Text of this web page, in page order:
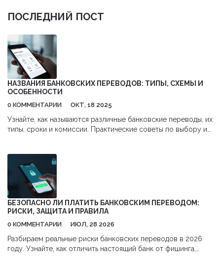
ПОСЛЕДНИЙ ПОСТ
НАЗВАНИЯ БАНКОВСКИХ ПЕРЕВОДОВ: ТИПЫ, СХЕМЫ И
ОСОБЕННОСТИ
0 КОММЕНТАРИИ ОКТ, 18 2025
Узнайте, как называются различные банковские переводы, их
типы, сроки и комиссии. Практические советы по выбору и
БЕЗОПАСНО ЛИ ПЛАТИТЬ БАНКОВСКИМ ПЕРЕВОДОМ:
РИСКИ, ЗАЩИТА И ПРАВИЛА
0 КОММЕНТАРИИ ИЮЛ, 28 2026
Разбираем реальные риски банковских переводов в 2026
году. Узнайте, как отличить настоящий банк от фишинга,